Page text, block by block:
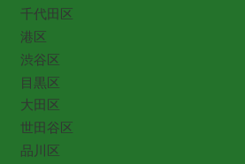
千代田区
港区
渋谷区
目黒区
大田区
世田谷区
品川区